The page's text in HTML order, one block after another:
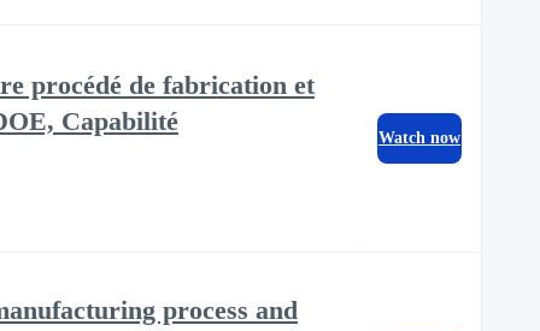
procédé de fabrication et
Capabilité
Watch now
process and